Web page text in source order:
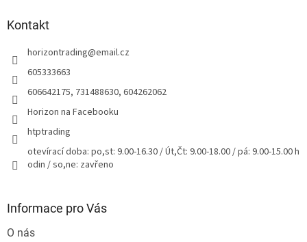
Kontakt
horizontrading@email.cz
605333663
606642175, 731488630, 604262062
Horizon na Facebooku
htptrading
otevírací doba: po,st: 9.00-16.30 / Út,Čt: 9.00-18.00 / pá: 9.00-15.00 h
odin / so,ne: zavřeno
Informace pro Vás
O nás